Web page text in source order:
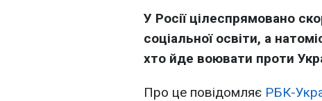
У Росії цілеспрямовано
соціальної освіти, а
хто йде воювати проти
Про це повідомляє РБК-